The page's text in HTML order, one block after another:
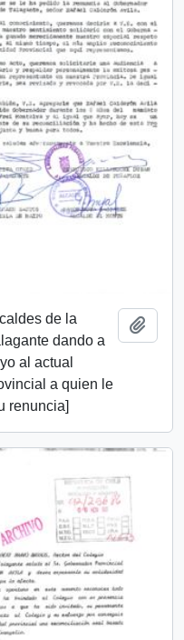
de la
dando a
al actual
a quien le
renuncia]